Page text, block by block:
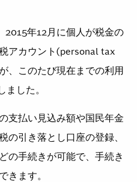
2015年12月に個人が税金の
アカウント(personal tax
、このたび現在までの利用
した。
支払い見込み額や国民年金
の引き落とし口座の登録、
の手続きが可能で、手続き
きます。